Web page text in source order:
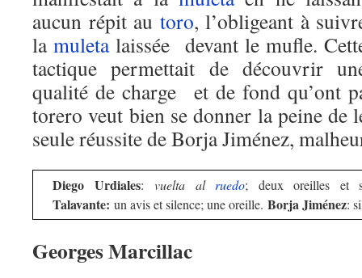
aucun répit au toro, l’obligeant à
la muletalaissée devant le mufle.
tactique permettait de découvrir
qualité de charge et de fond qu’ont
torero veut bien se donner la peine
seule réussite de Borja Jiménez,
Diego Urdiales:vuelta al ruedo; deux oreilles et
Talavante: un avis et silence; une oreille. Borja Jiménez:
Georges Marcillac